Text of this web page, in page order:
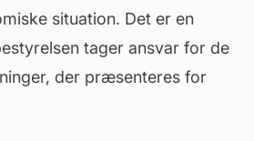
situation. Det er en
tager ansvar for de
der præsenteres for